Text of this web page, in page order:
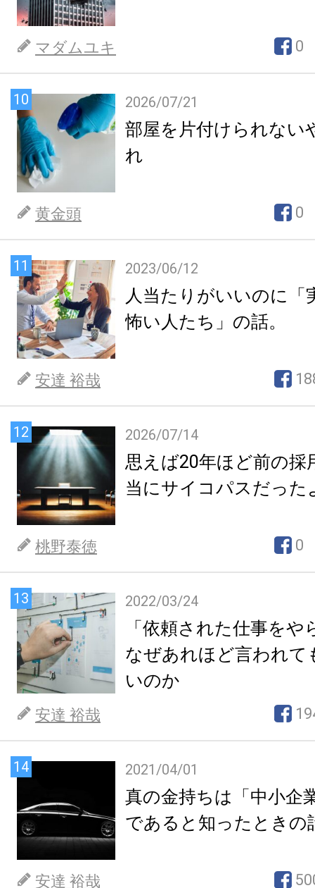
マダムユキ 0
10 2026/07/21
部屋を片付けられない
れ
黄金頭 0
11 2023/06/12
人当たりがいいのに「
怖い人たち」の話。
安達 裕哉
12 2026/07/14
思えば20年ほど前の採
当にサイコパスだった
桃野泰徳 0
13 2022/03/24
「依頼された仕事を
なぜあれほど言われて
いのか
安達 裕哉
14 2021/04/01
真の金持ちは「中小企
であると知ったときの
安達 裕哉